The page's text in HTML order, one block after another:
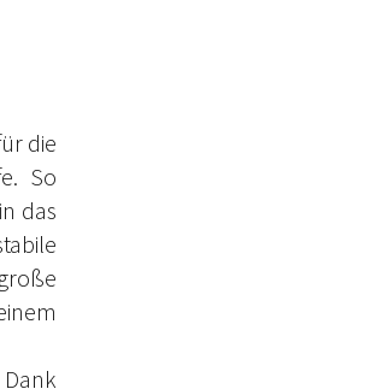
die
So
das